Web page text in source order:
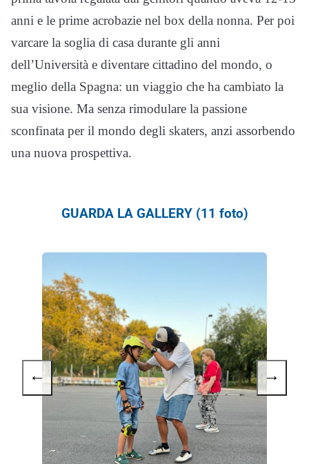
anni e le prime acrobazie nel box della nonna. Per poi
varcare la soglia di casa durante gli anni
dell’Università e diventare cittadino del mondo, o
meglio della Spagna: un viaggio che ha cambiato la
sua visione. Ma senza rimodulare la passione
sconfinata per il mondo degli skaters, anzi assorbendo
una nuova prospettiva.
GUARDA LA GALLERY (11 foto)
← →